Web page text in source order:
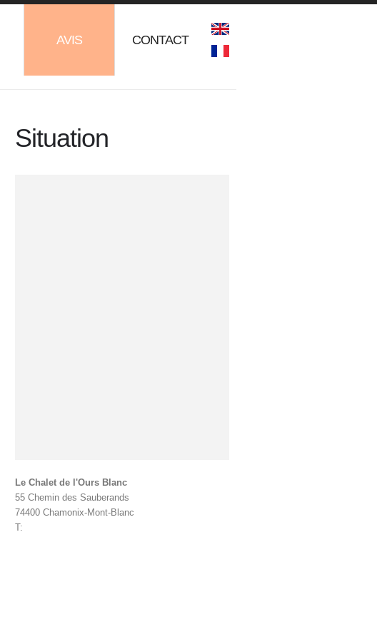
AVIS CONTACT
Situation
Le Chalet de l'Ours Blanc
55 Chemin des Sauberands
74400 Chamonix-Mont-Blanc
T: